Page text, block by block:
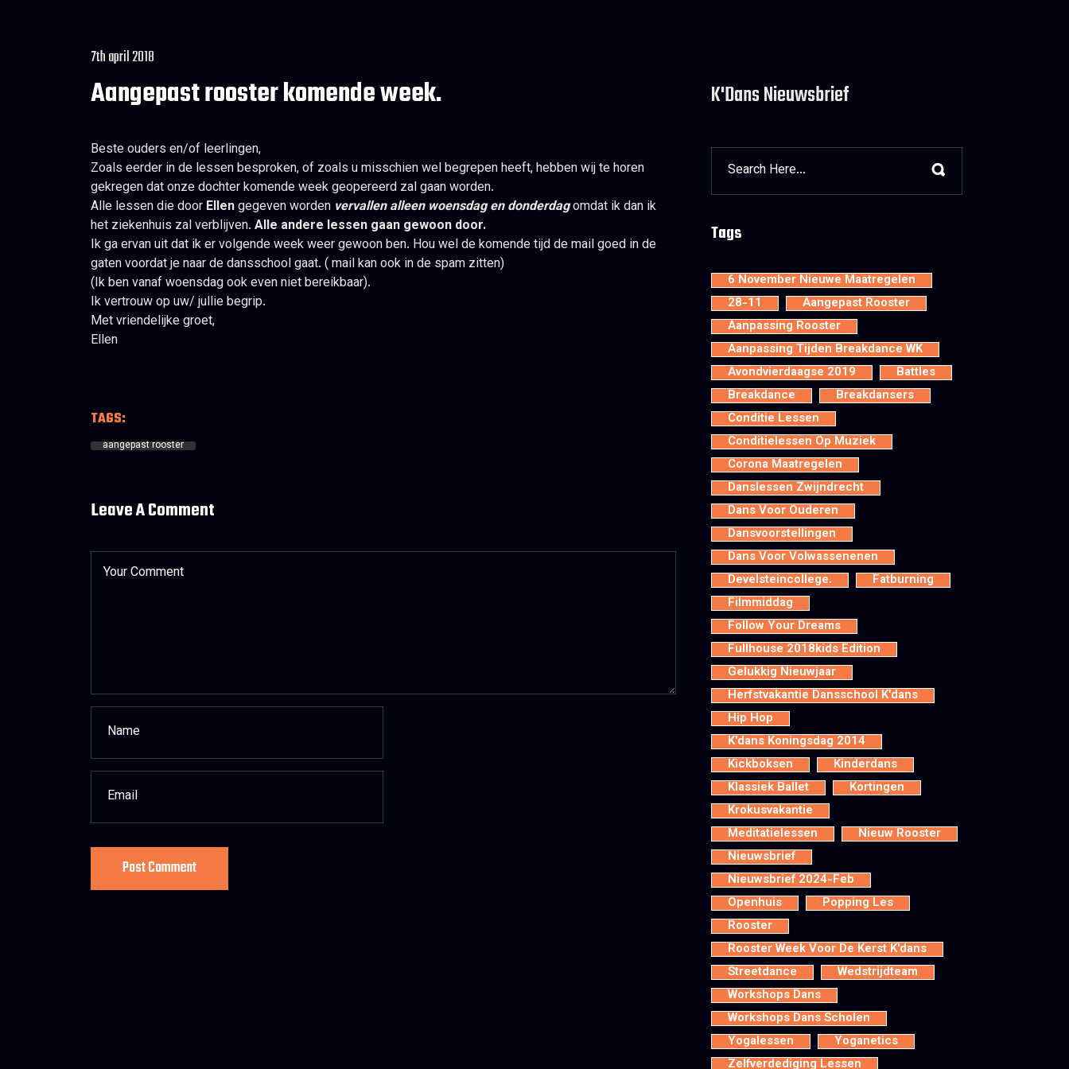
7th april 2018
Aangepast rooster komende week.
Beste ouders en/of leerlingen,
Zoals eerder in de lessen besproken, of zoals u misschien wel begrepen heeft, hebben wij te horen
gekregen dat onze dochter komende week geopereerd zal gaan worden.
Alle lessen die door Ellengegeven worden vervallen alleen woensdag en donderdagomdat ik dan ik
het ziekenhuis zal verblijven. Alle andere lessen gaan gewoon door.
Ik ga ervan uit dat ik er volgende week weer gewoon ben. Hou wel de komende tijd de mail goed in de
gaten voordat je naar de dansschool gaat. ( mail kan ook in de spam zitten)
(Ik ben vanaf woensdag ook even niet bereikbaar).
Ik vertrouw op uw/ jullie begrip.
Met vriendelijke groet,
Ellen
TAGS:
aangepast rooster
Leave A Comment
Post Comment
K'Dans Nieuwsbrief
Tags
6 November Nieuwe Maatregelen
28-11
Aangepast Rooster
Aanpassing Rooster
Aanpassing Tijden Breakdance WK
Avondvierdaagse 2019
Battles
Breakdance
Breakdansers
Conditie Lessen
Conditielessen Op Muziek
Corona Maatregelen
Danslessen Zwijndrecht
Dans Voor Ouderen
Dansvoorstellingen
Dans Voor Volwassenenen
Develsteincollege.
Fatburning
Filmmiddag
Follow Your Dreams
Fullhouse 2018kids Edition
Gelukkig Nieuwjaar
Herfstvakantie Dansschool K'dans
Hip Hop
K'dans Koningsdag 2014
Kickboksen
Kinderdans
Klassiek Ballet
Kortingen
Krokusvakantie
Meditatielessen
Nieuw Rooster
Nieuwsbrief
Nieuwsbrief 2024-Feb
Openhuis
Popping Les
Rooster
Rooster Week Voor De Kerst K'dans
Streetdance
Wedstrijdteam
Workshops Dans
Workshops Dans Scholen
Yogalessen
Yoganetics
Zelfverdediging Lessen